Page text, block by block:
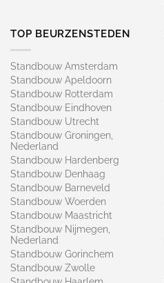
TOP BEURZENSTEDEN
Standbouw Amsterdam
Standbouw Apeldoorn
Standbouw Rotterdam
Standbouw Eindhoven
Standbouw Utrecht
Standbouw Groningen,
Nederland
Standbouw Hardenberg
Standbouw Denhaag
Standbouw Barneveld
Standbouw Woerden
Standbouw Maastricht
Standbouw Nijmegen,
Nederland
Standbouw Gorinchem
Standbouw Zwolle